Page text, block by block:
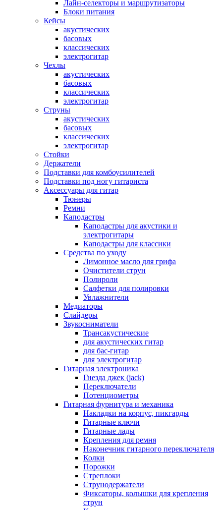
Лайн-селекторы и маршрутизаторы
Блоки питания
Кейсы
акустических
басовых
классических
электрогитар
Чехлы
акустических
басовых
классических
электрогитар
Струны
акустических
басовых
классических
электрогитар
Стойки
Держатели
Подставки для комбоусилителей
Подставки под ногу гитариста
Аксессуары для гитар
Тюнеры
Ремни
Каподастры
Каподастры для акустики и
электрогитары
Каподастры для классики
Средства по уходу
Лимонное масло для грифа
Очистители струн
Полироли
Салфетки для полировки
Увлажнители
Медиаторы
Слайдеры
Звукосниматели
Трансакустические
для акустических гитар
для бас-гитар
для электрогитар
Гитарная электроника
Гнезда джек (jack)
Переключатели
Потенциометры
Гитарная фурнитура и механика
Накладки на корпус, пикгарды
Гитарные ключи
Гитарные лады
Крепления для ремня
Наконечник гитарного переключателя
Колки
Порожки
Стреплоки
Струнодержатели
Фиксаторы, колышки для крепления
струн